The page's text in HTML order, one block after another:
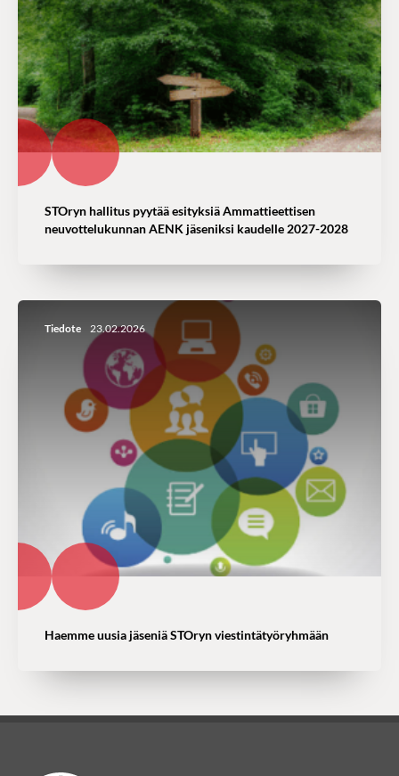
STOryn hallitus pyytää esityksiä Ammattieettisen
neuvottelukunnan AENK jäseniksi kaudelle 2027-2028
Tiedote 23.02.2026
Haemme uusia jäseniä STOryn viestintätyöryhmään